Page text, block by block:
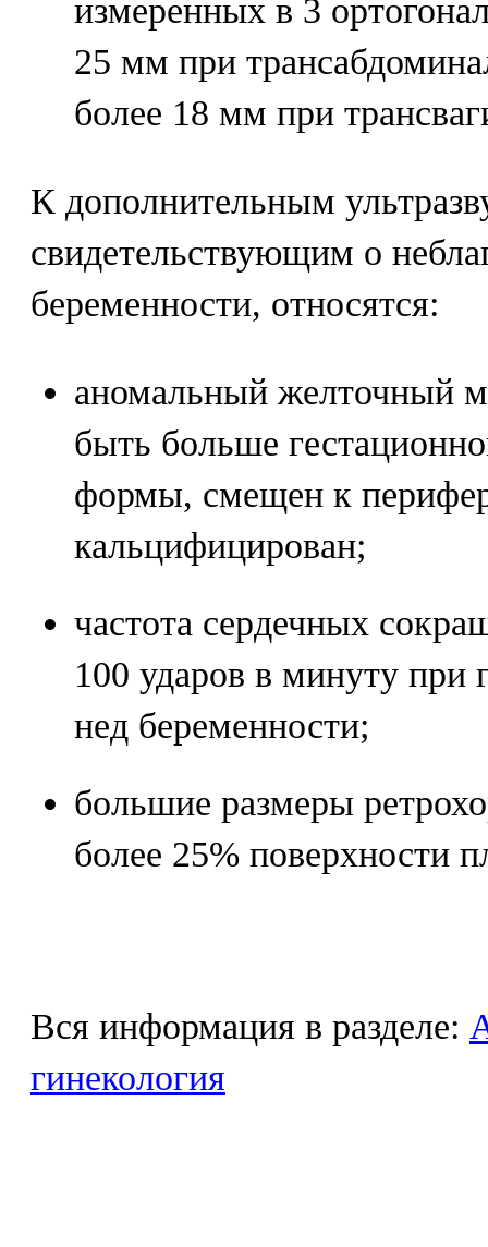
измеренных в 3
25 мм при
более 18 мм при
К дополнительным
свидетельствующим о
беременности, относятся:
аномальный желточный
быть больше
формы, смещен к
кальцифицирован;
частота сердечных
100 ударов в минуту при
нед беременности;
большие размеры
более 25% поверхности
Вся информация в разделе:
гинекология